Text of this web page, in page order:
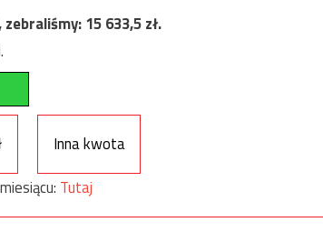
zebraliśmy:15 633,5zł.
Inna kwota
Tutaj